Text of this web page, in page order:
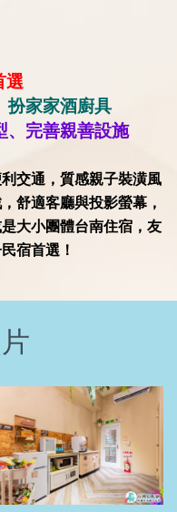
選
扮家家酒廚具
、完善親善設施
交通，質感親子裝潢風
舒適客廳與投影螢幕，
大小團體台南住宿，友
宿首選！